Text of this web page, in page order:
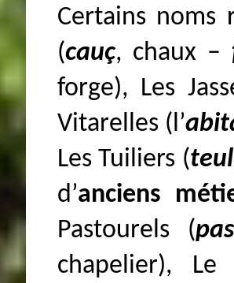
Certains noms
(cauç, chaux –
forge), Les
Vitarelles (l’
Les Tuiliers (
d’anciens
Pastourels (
chapelier), Le